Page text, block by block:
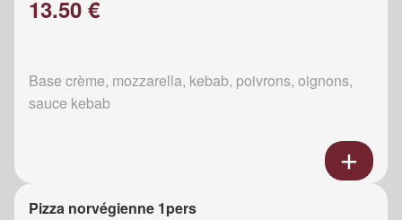
13.50 €
Base crème, mozzarella, kebab, poivrons, oignons,
sauce kebab
Pizza norvégienne 1pers